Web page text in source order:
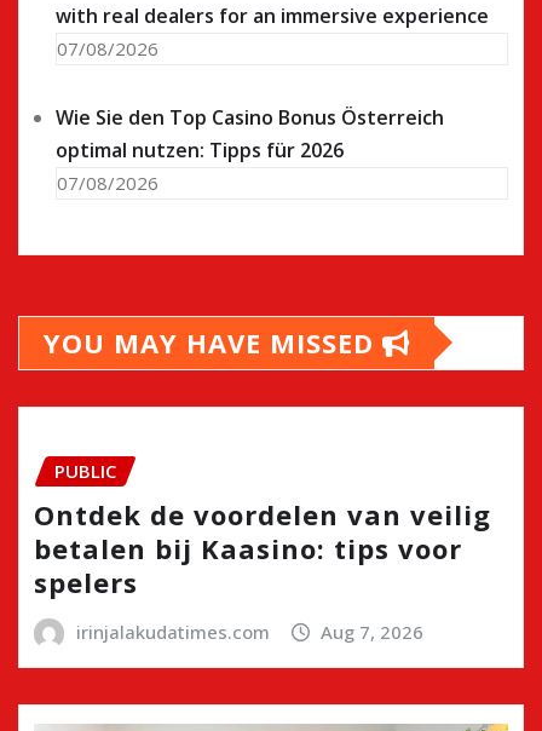
with real dealers for an immersive experience
07/08/2026
Wie Sie den Top Casino Bonus Österreich
optimal nutzen: Tipps für 2026
07/08/2026
YOU MAY HAVE MISSED
PUBLIC
Ontdek de voordelen van veilig
betalen bij Kaasino: tips voor
spelers
irinjalakudatimes.com Aug 7, 2026